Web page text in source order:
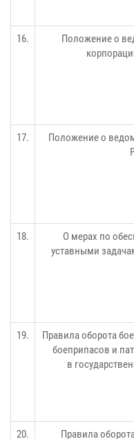
16.
Положение о
17.
Положение о
18.
О мерах по
уставными
19.
Правила оборота
боеприпасов и
в
20.
Правила